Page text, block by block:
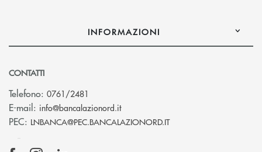
INFORMAZIONI
CONTATTI
Telefono: 0761/2481
E-mail: info@bancalazionord.it(si apre l’app di posta elettronica)
PEC: LNBANCA@PEC.BANCALAZIONORD.IT(si apre l’app di posta